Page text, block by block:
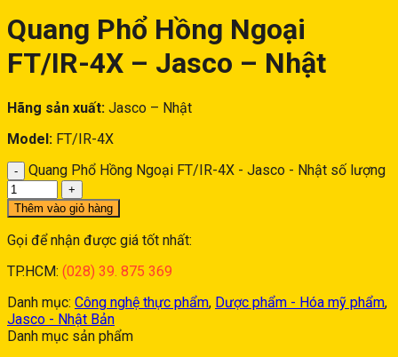
Quang Phổ Hồng Ngoại
FT/IR-4X – Jasco – Nhật
Hãng sản xuất: Jasco – Nhật
Model: FT/IR-4X
Quang Phổ Hồng Ngoại FT/IR-4X - Jasco - Nhật số lượng
Thêm vào giỏ hàng
Gọi để nhận được giá tốt nhất:
TP.HCM: (028) 39. 875 369
Danh mục: Công nghệ thực phẩm, Dược phẩm - Hóa mỹ phẩm,
Jasco - Nhật Bản
Danh mục sản phẩm